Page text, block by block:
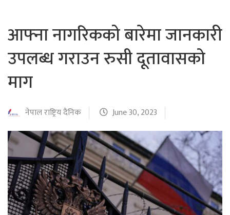
आफ्ना नागरिकको बारेमा जानकारी
उपलब्ध गराउन रुसी दूतावासको
माग
नेपाल राष्ट्रिय दैनिक June 30, 2023